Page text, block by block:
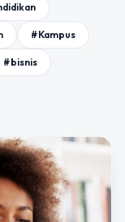
#Kampus
#bisnis